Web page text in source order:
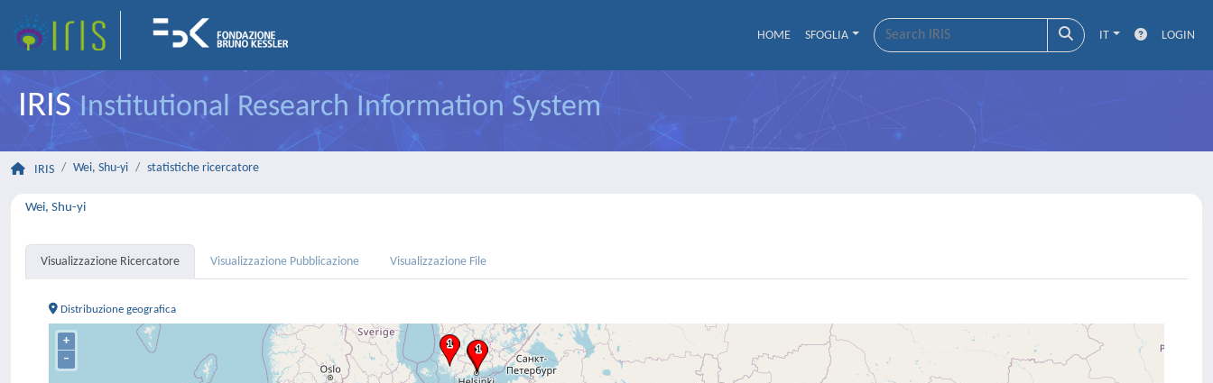
HOME SFOGLIA IT LOGIN
IRISInstitutional Research Information System
IRIS Wei, Shu-yi statistiche ricercatore
Wei, Shu-yi
Visualizzazione Ricercatore Visualizzazione Pubblicazione Visualizzazione File
Distribuzione geografica
+
–